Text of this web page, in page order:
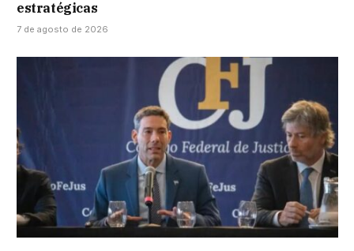
estratégicas
7 de agosto de 2026